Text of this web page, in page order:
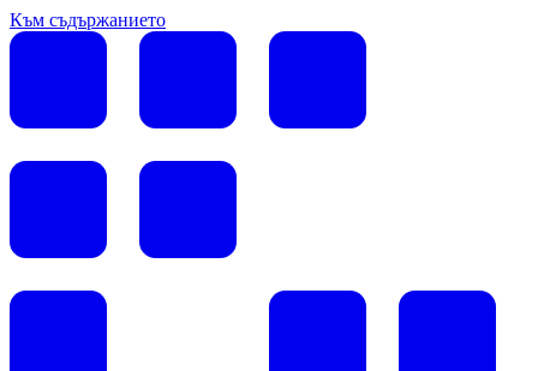
Към съдържанието